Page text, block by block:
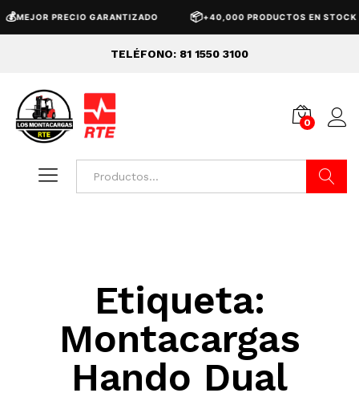
MEJOR PRECIO GARANTIZADO 📦+40,000 PRODUCTOS EN STOCK
TELÉFONO: 81 1550 3100
0
Etiqueta:
Montacargas
Hando Dual